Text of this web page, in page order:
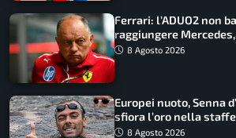
Ferrari: l’ADUO2 non
raggiungere
Macarena
8 Agosto 2026
Europei nuoto, Senna
sfiora l’oro nella
urlo, il bilancio azzurro
8 Agosto 2026